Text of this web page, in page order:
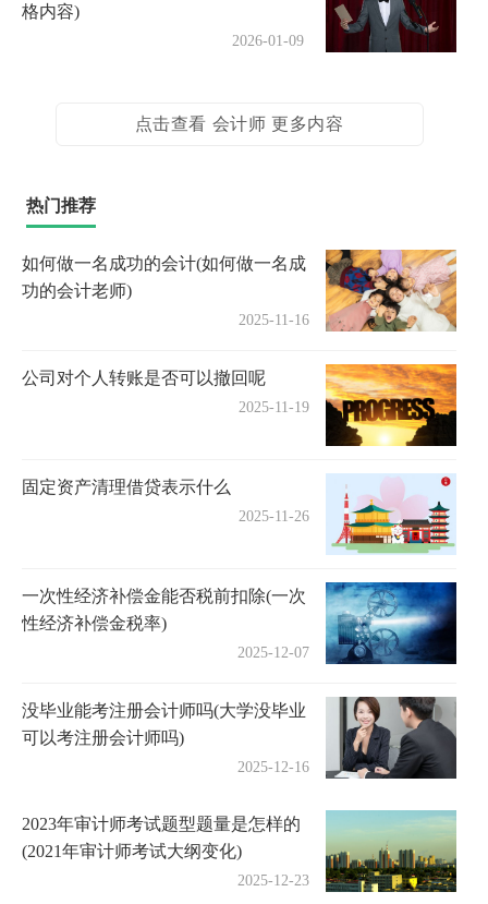
格内容)
2026-01-09
点击查看 会计师 更多内容
热门推荐
如何做一名成功的会计(如何做一名成
功的会计老师)
2025-11-16
公司对个人转账是否可以撤回呢
2025-11-19
固定资产清理借贷表示什么
2025-11-26
一次性经济补偿金能否税前扣除(一次
性经济补偿金税率)
2025-12-07
没毕业能考注册会计师吗(大学没毕业
可以考注册会计师吗)
2025-12-16
2023年审计师考试题型题量是怎样的
(2021年审计师考试大纲变化)
2025-12-23